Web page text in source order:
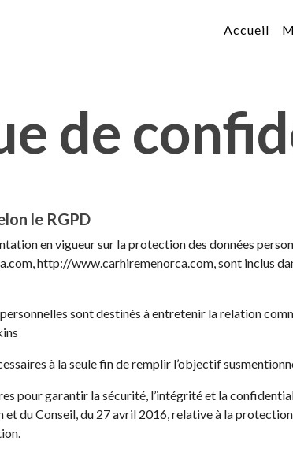
Accueil
de
le RGPD
en vigueur sur la protection des données
http://www.carhiremenorca.com, sont inclus
sont destinés à entretenir la relation
à la seule fin de remplir l’objectif
pour garantir la sécurité, l’intégrité et la
du Conseil, du 27 avril 2016, relative à la